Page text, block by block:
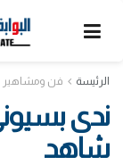
الرئيسة فن ومشاهير
ندى
شاهد